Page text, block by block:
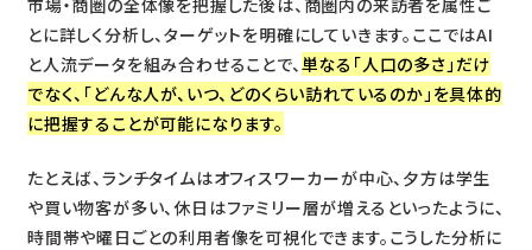
とに詳しく分析し、ターゲットを明確にしていきます。ここではAI
と人流データを組み合わせることで、 単なる「人口の多さ」だけ
でなく、「どんな人が、いつ、どのくらい訪れているのか」を具体的
に把握することが可能になります。
たとえば、ランチタイムはオフィスワーカーが中心、夕方は学生
や買い物客が多い、休日はファミリー層が増えるといったように、
時間帯や曜日ごとの利用者像を可視化できます。こうした分析に